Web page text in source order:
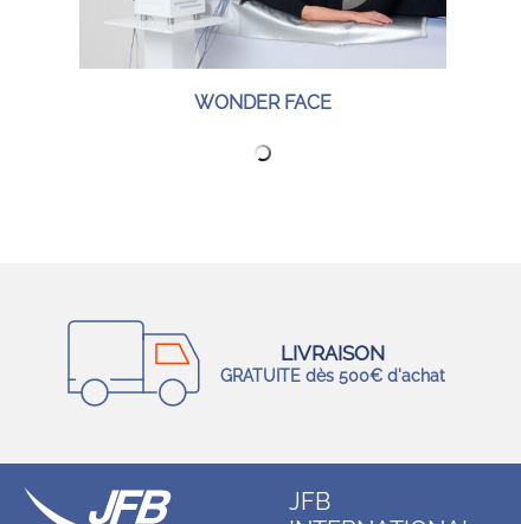
WONDER FACE
LIVRAISON
GRATUITE dès 500€ d'achat
JFB